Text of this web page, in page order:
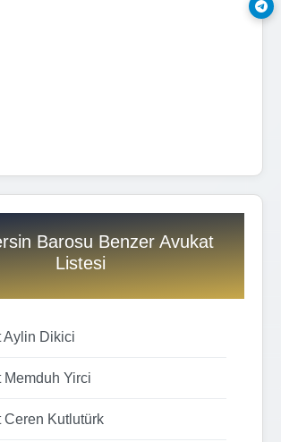
Barosu Benzer Avukat
Listesi
Aylin Dikici
Memduh Yirci
Ceren Kutlutürk